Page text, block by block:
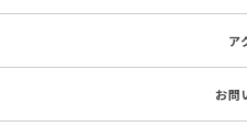
ア
お問